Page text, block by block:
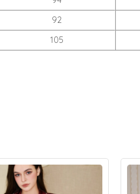
92
105